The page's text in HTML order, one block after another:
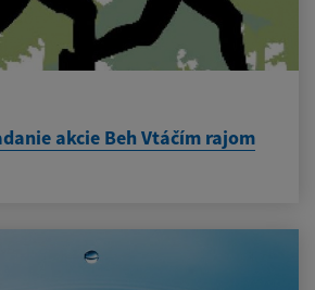
akcie Beh Vtáčím rajom